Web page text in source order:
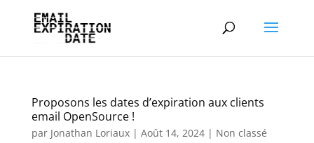
Proposons les dates d’expiration aux clients
email OpenSource !
par Jonathan Loriaux| Août 14, 2024| Non classé